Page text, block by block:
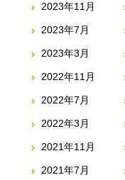
2023年11月
2023年7月
2023年3月
2022年11月
2022年7月
2022年3月
2021年11月
2021年7月